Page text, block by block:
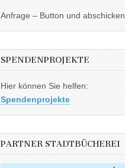
Anfrage – Button und abschicken
SPENDENPROJEKTE
Hier können Sie helfen:
Spendenprojekte
PARTNER STADTBÜCHEREI